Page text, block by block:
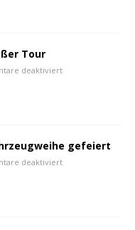
Tour
deaktiviert
gefeiert
deaktiviert